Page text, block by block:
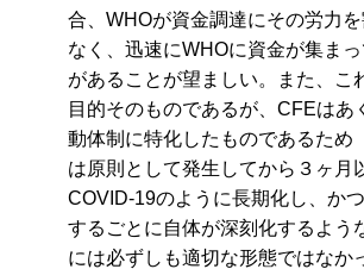
合、WHOが資金調達にその労力
なく、迅速にWHOに資金が集まっ
があることが望ましい。また、こ
目的そのものであるが、CFEはあ
動体制に特化したものであるため
は原則として発生してから３ヶ月
COVID-19のように長期化し、か
するごとに自体が深刻化するよう
には必ずしも適切な形態ではなか